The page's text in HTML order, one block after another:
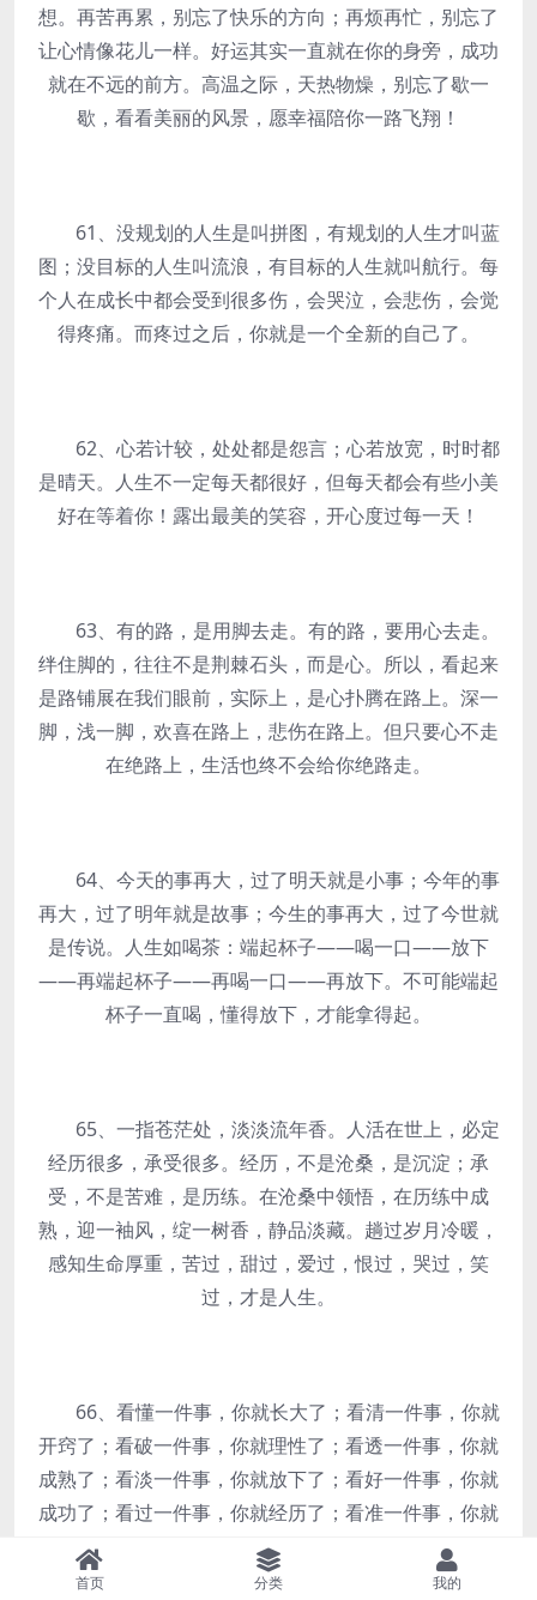
想。再苦再累，别忘了快乐的方向；再烦再忙，别忘了
让心情像花儿一样。好运其实一直就在你的身旁，成功
就在不远的前方。高温之际，天热物燥，别忘了歇一
歇，看看美丽的风景，愿幸福陪你一路飞翔！
61、没规划的人生是叫拼图，有规划的人生才叫蓝
图；没目标的人生叫流浪，有目标的人生就叫航行。每
个人在成长中都会受到很多伤，会哭泣，会悲伤，会觉
得疼痛。而疼过之后，你就是一个全新的自己了。
62、心若计较，处处都是怨言；心若放宽，时时都
是晴天。人生不一定每天都很好，但每天都会有些小美
好在等着你！露出最美的笑容，开心度过每一天！
63、有的路，是用脚去走。有的路，要用心去走。
绊住脚的，往往不是荆棘石头，而是心。所以，看起来
是路铺展在我们眼前，实际上，是心扑腾在路上。深一
脚，浅一脚，欢喜在路上，悲伤在路上。但只要心不走
在绝路上，生活也终不会给你绝路走。
64、今天的事再大，过了明天就是小事；今年的事
再大，过了明年就是故事；今生的事再大，过了今世就
是传说。人生如喝茶：端起杯子——喝一口——放下
——再端起杯子——再喝一口——再放下。不可能端起
杯子一直喝，懂得放下，才能拿得起。
65、一指苍茫处，淡淡流年香。人活在世上，必定
经历很多，承受很多。经历，不是沧桑，是沉淀；承
受，不是苦难，是历练。在沧桑中领悟，在历练中成
熟，迎一袖风，绽一树香，静品淡藏。趟过岁月冷暖，
感知生命厚重，苦过，甜过，爱过，恨过，哭过，笑
过，才是人生。
66、看懂一件事，你就长大了；看清一件事，你就
开窍了；看破一件事，你就理性了；看透一件事，你就
成熟了；看淡一件事，你就放下了；看好一件事，你就
成功了；看过一件事，你就经历了；看准一件事，你就
给力了。
首页 分类 我的